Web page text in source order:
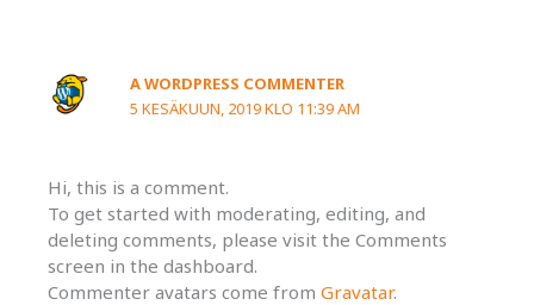
A WORDPRESS COMMENTER
5 KESÄKUUN, 2019 KLO 11:39 AM
Hi, this is a comment.
To get started with moderating, editing, and
deleting comments, please visit the Comments
screen in the dashboard.
Commenter avatars come fromGravatar.